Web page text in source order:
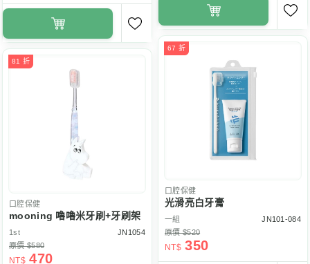
67 折
口腔保健
光滑亮白牙膏
一組
JN101-084
原價 $520
NT$ 350
81 折
口腔保健
mooning 嚕嚕米牙刷+牙刷架
1st
JN1054
原價 $580
NT$ 470